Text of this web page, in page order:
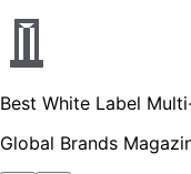
Best White Label
Global Brands